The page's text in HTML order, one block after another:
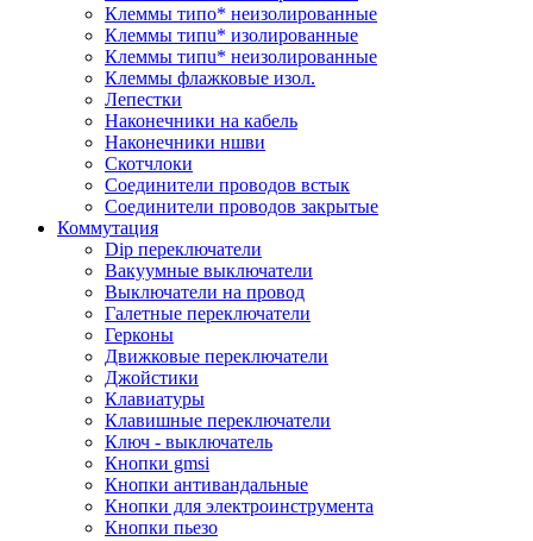
Клеммы типo* неизолированные
Клеммы типu* изолированные
Клеммы типu* неизолированные
Клеммы флажковые изол.
Лепестки
Наконечники на кабель
Наконечники ншви
Скотчлоки
Соединители проводов встык
Соединители проводов закрытые
Коммутация
Dip переключатели
Вакуумные выключатели
Выключатели на провод
Галетные переключатели
Герконы
Движковые переключатели
Джойстики
Клавиатуры
Клавишные переключатели
Ключ - выключатель
Кнопки gmsi
Кнопки антивандальные
Кнопки для электроинструмента
Кнопки пьезо